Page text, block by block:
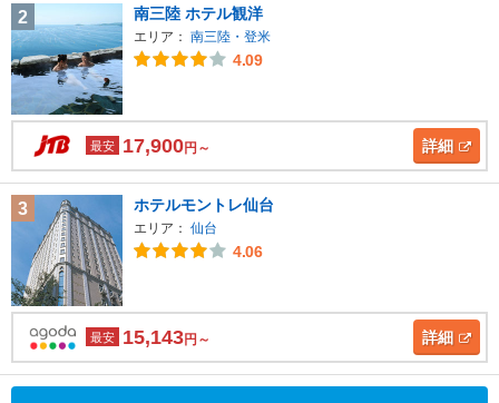
2 南三陸 ホテル観洋
エリア： 南三陸・登米
4.09
最安 17,900円～ 詳細
3 ホテルモントレ仙台
エリア： 仙台
4.06
最安 15,143円～ 詳細